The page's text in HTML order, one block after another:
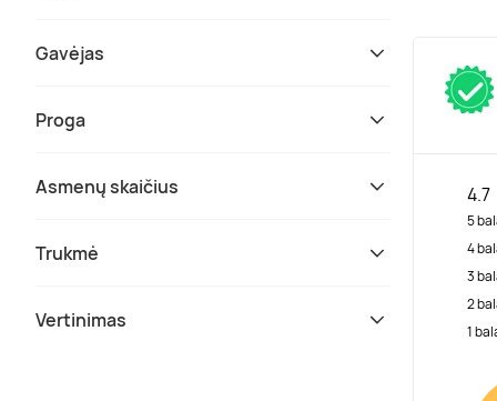
Gavėjas
Proga
Asmenų skaičius
Trukmė
Vertinimas
4.7
5
4
3
2
1